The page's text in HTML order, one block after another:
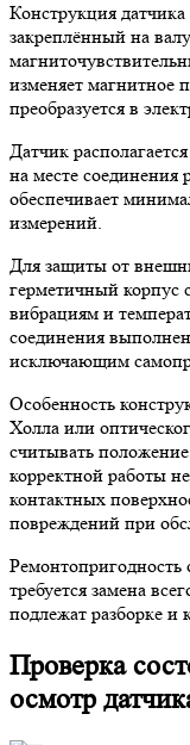
Конструкция
закреплённый на
изменяет магнитное
преобразуется в
Датчик
на месте соединения
обеспечивает
измерений.
Для защиты от
герметичный корпус
вибрациям и
соединения
исключающим
Особенность
Холла или
считывать
корректной работы
контактных
повреждений при
Ремонтопригодность
требуется замена
подлежат разборке и
Проверка
осмотр